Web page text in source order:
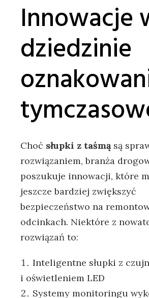
Innowacje
dziedzinie
Choć słupki z taśmąsą
rozwiązaniem, branża
poszukuje innowacji, które
jeszcze bardziej zwiększyć
bezpieczeństwo na
odcinkach. Niektóre z
rozwiązań to:
Inteligentne słupki z
i oświetleniem LED
Systemy monitoringu